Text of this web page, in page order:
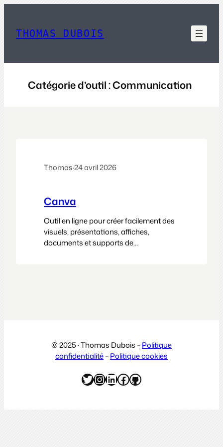
contenu
THOMAS DUBOIS
Catégorie d’outil :Communication
Thomas·24 avril 2026
Canva
Outil en ligne pour créer facilement des
visuels, présentations, affiches,
documents et supports de
© 2025 · Thomas Dubois –Politique
confidentialité–Politique cookies
Twitter
Instagram
LinkedIn
Facebook
GitHub